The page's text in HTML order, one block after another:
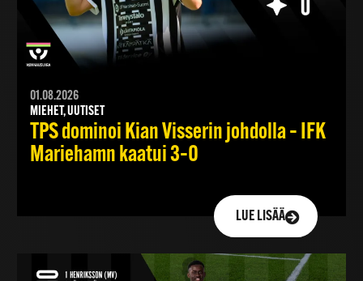
01.08.2026
MIEHET, UUTISET
TPS dominoi Kian Visserin johdolla – IFK
Mariehamn kaatui 3–0
LUE LISÄÄ